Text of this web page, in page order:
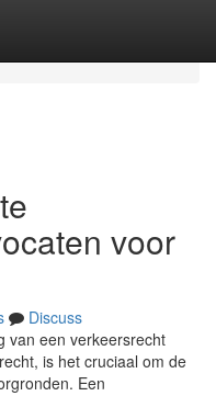
voor
Discuss
van een verkeersrecht
is het cruciaal om de
Een